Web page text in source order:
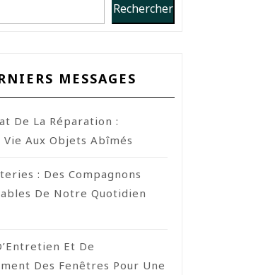
Rechercher
MESSAGES
De La Réparation :
Vie Aux Objets Abîmés
: Des Compagnons
De Notre Quotidien
Et De
Des Fenêtres Pour Une